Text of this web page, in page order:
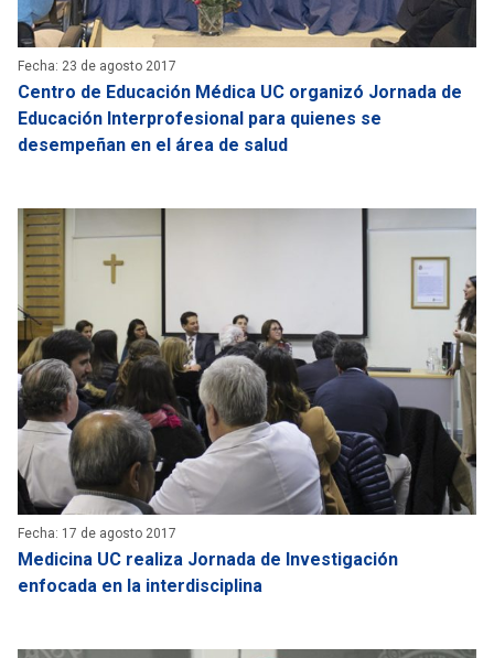
Fecha: 23 de agosto 2017
Centro de Educación Médica UC organizó Jornada de
Educación Interprofesional para quienes se
desempeñan en el área de salud
Fecha: 17 de agosto 2017
Medicina UC realiza Jornada de Investigación
enfocada en la interdisciplina